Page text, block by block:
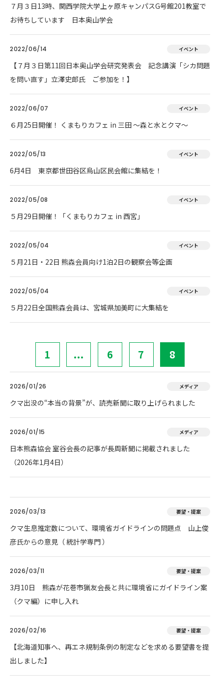
７月３日13時、関西学院大学上ヶ原キャンパスG号館201教室で
お待ちしています 日本奥山学会
2022/06/14 イベント
【７月３日第11回日本奥山学会研究発表会 記念講演「シカ問題
を問い直す」立澤史郎氏 ご参加を！】
2022/06/07 イベント
６月25日開催！ くまもりカフェ in 三田 ～森と水とクマ～
2022/05/13 イベント
6月4日 東京都世田谷区烏山区民会館に集結を！
2022/05/08 イベント
５月29日開催！「くまもりカフェ in 西宮」
2022/05/04 イベント
５月21日・22日 熊森会員向け1泊2日の観察会等企画
2022/05/04 イベント
５月22日全国熊森会員は、宮城県加美町に大集結を
1 ... 6 7 8
2026/01/26 メディア
クマ出没の“本当の背景”が、読売新聞に取り上げられました
2026/01/15 メディア
日本熊森協会 室谷会長の記事が長周新聞に掲載されました
（2026年1月4日）
2026/03/13 要望・提案
クマ生息推定数について、環境省ガイドラインの問題点 山上俊
彦氏からの意見（ 統計学専門 ）
2026/03/11 要望・提案
3月10日 熊森が花巻市猟友会長と共に環境省にガイドライン案
（クマ編）に申し入れ
2026/02/16 要望・提案
【北海道知事へ、再エネ規制条例の制定などを求める要望書を提
出しました】